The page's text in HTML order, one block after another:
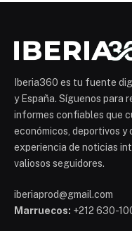
Iberia360 es tu fuente
y España. Síguenos para
informes confiables que
económicos, deportivos y
experiencia de noticias
valiosos seguidores.
iberiaprod@gmail.com
Marruecos: +212 630-